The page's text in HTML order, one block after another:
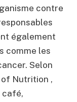
contre
également
comme les
Selon
of Nutrition ,
café,